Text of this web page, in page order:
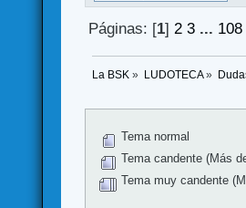
Páginas: [1] 2 3 ... 108
La BSK » LUDOTECA»
Tema normal
Tema candente (Más
Tema muy candente